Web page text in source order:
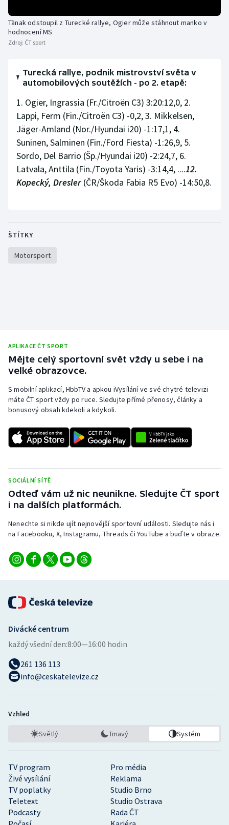
Ragby
Rychlobruslení
Rychlostní kanoistika
Sportovní střelba
Stolní tenis
Triatlon
Tänak odstoupil z Turecké rallye, Ogier může stáhnout manko v
hodnocení MS
Zdroj: ČT sport
Turecká rallye, podnik mistrovství světa v
automobilových soutěžích - po 2. etapě:
1. Ogier, Ingrassia (Fr./Citroën C3) 3:20:12,0, 2.
Lappi, Ferm (Fin./Citroën C3) -0,2, 3. Mikkelsen,
Jäger-Amland (Nor./Hyundai i20) -1:17,1, 4.
Suninen, Salminen (Fin./Ford Fiesta) -1:26,9, 5.
Sordo, Del Barrio (Šp./Hyundai i20) -2:24,7, 6.
Latvala, Anttila (Fin./Toyota Yaris) -3:14,4, ....12.
Kopecký, Dresler (ČR/Škoda Fabia R5 Evo) -14:50,8.
ŠTÍTKY
Motorsport
APLIKACE ČT SPORT
Mějte celý sportovní svět vždy u sebe i na
velké obrazovce.
S mobilní aplikací, HbbTV a apkou iVysílání ve své chytré televizi
máte ČT sport vždy po ruce. Sledujte přímé přenosy, články a
bonusový obsah kdekoli a kdykoli.
SOCIÁLNÍ SÍTĚ
Odteď vám už nic neunikne. Sledujte ČT sport
i na dalších platformách.
Nenechte si nikde ujít nejnovější sportovní události. Sledujte nás i
na Facebooku, X, Instagramu, Threads či YouTube a buďte v obraze.
TV program
Pro média
Živé vysílání
Reklama
TV poplatky
Studio Brno
Teletext
Studio Ostrava
Podcasty
Rada ČT
Divácké centrum
každý všední den:8:00—16:00 hodin
261 136 113
info@ceskatelevize.cz
Vzhled
Světlý Tmavý Systém